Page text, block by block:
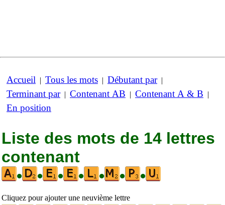
Accueil | Tous les mots | Débutant par|
Terminant par| Contenant AB | Contenant A & B |
En position
Liste des mots de 14 lettres
contenant
•
• • • • • •
Cliquez pour ajouter une neuvième lettre